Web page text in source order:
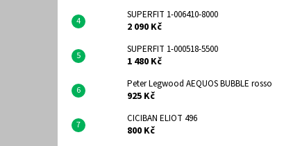
SUPERFIT 1-006410-8000
2 090 Kč
SUPERFIT 1-000518-5500
1 480 Kč
Peter Legwood AEQUOS BUBBLE rosso
925 Kč
CICIBAN ELIOT 496
800 Kč